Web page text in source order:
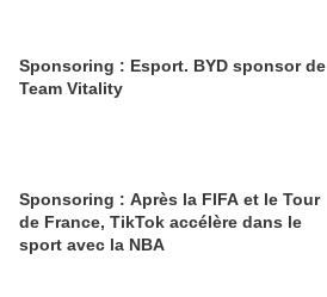
Sponsoring : Esport. BYD sponsor de
Team Vitality
Sponsoring : Après la FIFA et le Tour
de France, TikTok accélère dans le
sport avec la NBA